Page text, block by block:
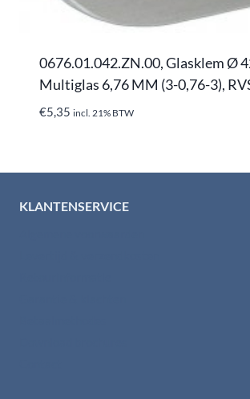
0676.01.042.ZN.00, Glasklem Ø
Multiglas 6,76 MM (3-0,76-3),
€5,35 incl. 21% BTW
KLANTENSERVICE